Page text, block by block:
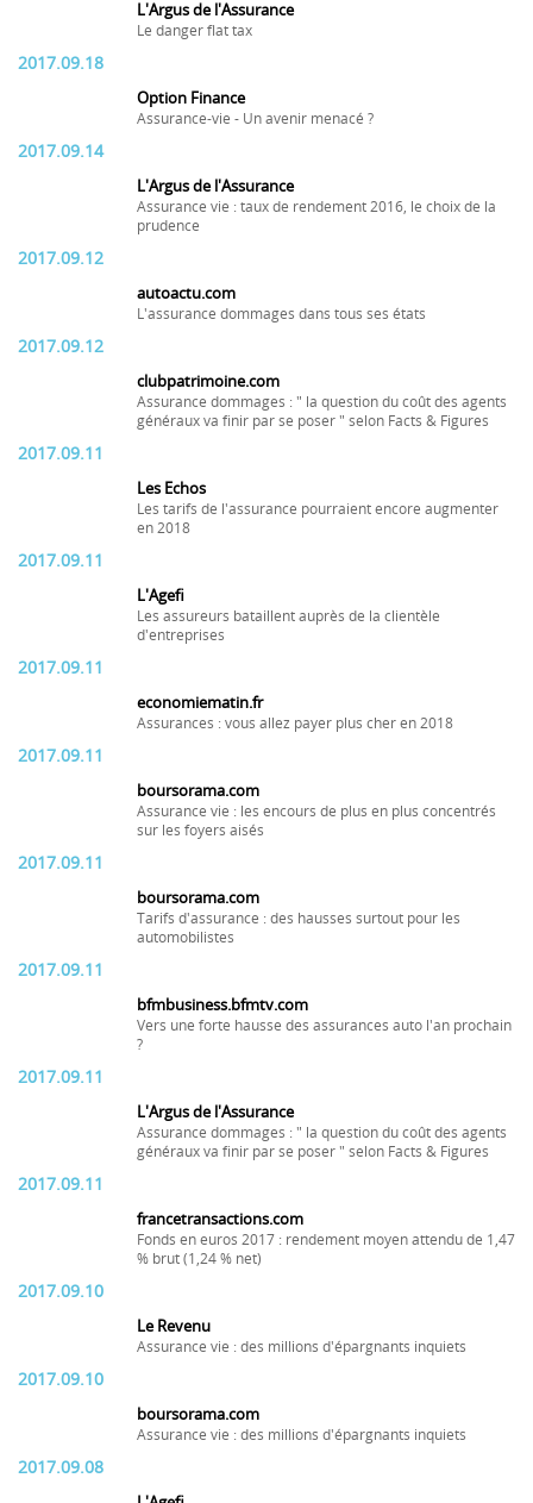
L'Argus de l'Assurance
Le danger flat tax
2017.09.18
Option Finance
Assurance-vie - Un avenir menacé ?
2017.09.14
L'Argus de l'Assurance
Assurance vie : taux de rendement 2016, le choix de la
prudence
2017.09.12
autoactu.com
L'assurance dommages dans tous ses états
2017.09.12
clubpatrimoine.com
Assurance dommages : " la question du coût des agents
généraux va finir par se poser " selon Facts & Figures
2017.09.11
Les Echos
Les tarifs de l'assurance pourraient encore augmenter
en 2018
2017.09.11
L'Agefi
Les assureurs bataillent auprès de la clientèle
d'entreprises
2017.09.11
economiematin.fr
Assurances : vous allez payer plus cher en 2018
2017.09.11
boursorama.com
Assurance vie : les encours de plus en plus concentrés
sur les foyers aisés
2017.09.11
boursorama.com
Tarifs d'assurance : des hausses surtout pour les
automobilistes
2017.09.11
bfmbusiness.bfmtv.com
Vers une forte hausse des assurances auto l'an prochain
?
2017.09.11
L'Argus de l'Assurance
Assurance dommages : " la question du coût des agents
généraux va finir par se poser " selon Facts & Figures
2017.09.11
francetransactions.com
Fonds en euros 2017 : rendement moyen attendu de 1,47
% brut (1,24 % net)
2017.09.10
Le Revenu
Assurance vie : des millions d'épargnants inquiets
2017.09.10
boursorama.com
Assurance vie : des millions d'épargnants inquiets
2017.09.08